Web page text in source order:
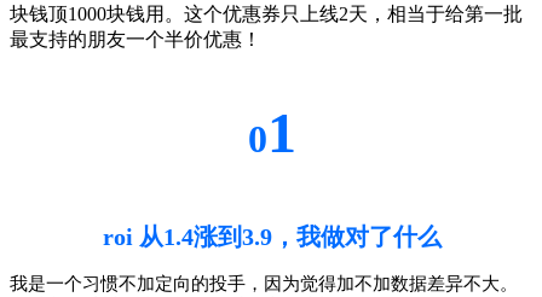
块钱顶1000块钱用。这个优惠券只上线2天，相当于给第一批
最支持的朋友一个半价优惠！
01
roi 从1.4涨到3.9，我做对了什么
我是一个习惯不加定向的投手，因为觉得加不加数据差异不大。